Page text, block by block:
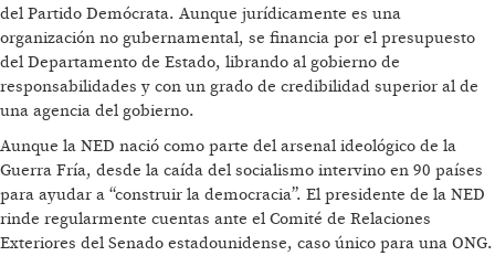
del Partido Demócrata. Aunque jurídicamente es una
organización no gubernamental, se financia por el presupuesto
del Departamento de Estado, librando al gobierno de
responsabilidades y con un grado de credibilidad superior al de
una agencia del gobierno.
Aunque la NED nació como parte del arsenal ideológico de la
Guerra Fría, desde la caída del socialismo intervino en 90 países
para ayudar a “construir la democracia”. El presidente de la NED
rinde regularmente cuentas ante el Comité de Relaciones
Exteriores del Senado estadounidense, caso único para una ONG.